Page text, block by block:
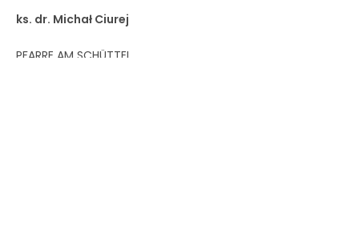
dźwiękowych
ks. dr. Michał Ciurej
PFARRE AM SCHÜTTEL